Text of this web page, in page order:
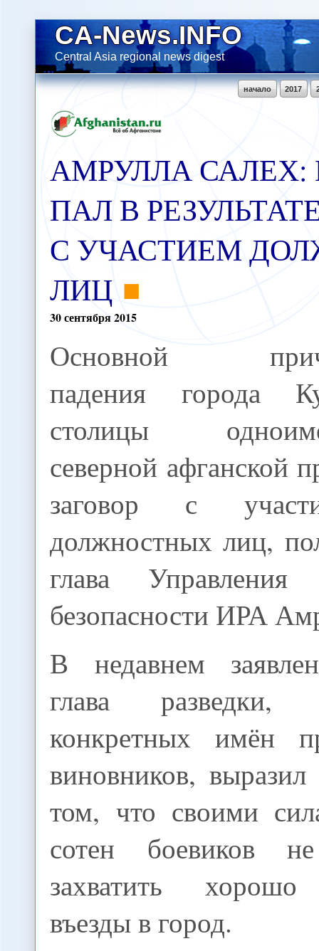
CA-News.INFO
Central Asia regional news digest
2017
начало
АМРУЛЛА САЛЕХ:
ПАЛ В
С УЧАСТИЕМ
ЛИЦ
30сентября2015
Основной
падения города
столицы
северной афганской
заговор с
должностных лиц,
глава Управления
безопасности ИРА
В недавнем
глава
конкретных имён
виновников,
том, что своими
сотен боевиков
захватить хорошо
въезды в город.